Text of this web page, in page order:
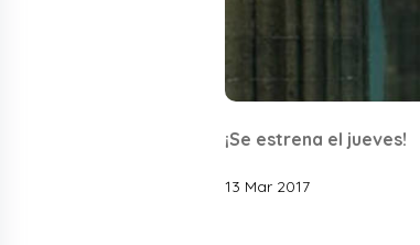
¡Se estrena el jueves!
13 Mar 2017